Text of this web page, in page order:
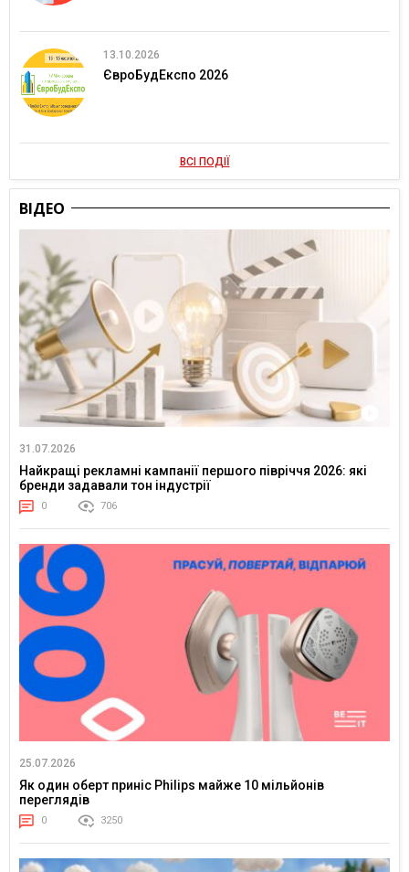
13.10.2026
ЄвроБудЕкспо 2026
ВСІ ПОДІЇ
ВІДЕО
31.07.2026
Найкращі рекламні кампанії першого півріччя 2026: які
бренди задавали тон індустрії
0 706
25.07.2026
Як один оберт приніс Philips майже 10 мільйонів
переглядів
0 3250